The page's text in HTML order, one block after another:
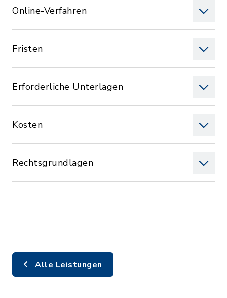
Online-Verfahren
Fristen
Erforderliche Unterlagen
Kosten
Rechtsgrundlagen
Alle Leistungen